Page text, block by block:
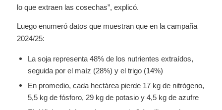
lo que extraen las cosechas”, explicó.
Luego enumeró datos que muestran que en la campaña
2024/25:
La soja representa 48% de los nutrientes extraídos,
seguida por el maíz (28%) y el trigo (14%)
En promedio, cada hectárea pierde 17 kg de nitrógeno,
5,5 kg de fósforo, 29 kg de potasio y 4,5 kg de azufre